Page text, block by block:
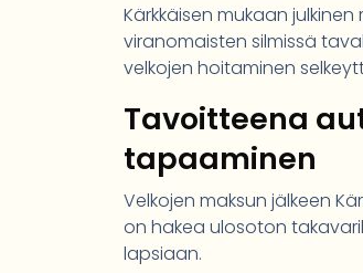
Kärkkäisen mukaan
viranomaisten silmissä
velkojen hoitaminen
Tavoitteena
tapaaminen
Velkojen maksun jälkeen
on hakea ulosoton
lapsiaan.